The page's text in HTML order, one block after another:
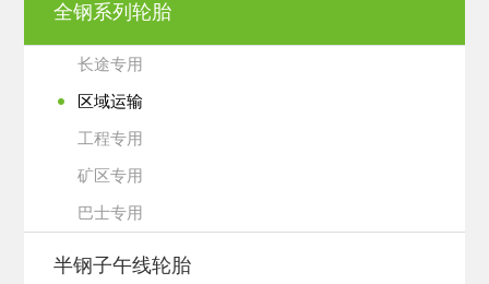
全钢系列轮胎
长途专用
区域运输
工程专用
矿区专用
巴士专用
半钢子午线轮胎